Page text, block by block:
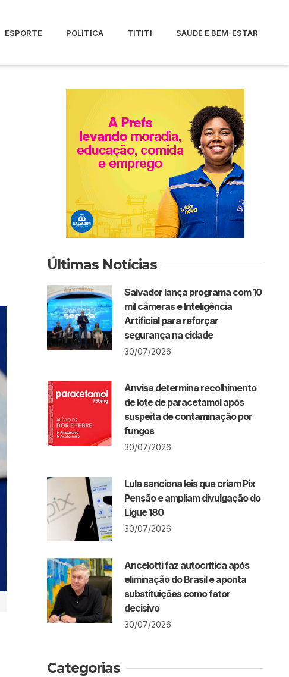
ESPORTE POLÍTICA TITITI SAÚDE E BEM-ESTAR
Últimas Notícias
Salvador lança programa com 10
mil câmeras e Inteligência
Artificial para reforçar
segurança na cidade
30/07/2026
Anvisa determina recolhimento
de lote de paracetamol após
suspeita de contaminação por
fungos
30/07/2026
Lula sanciona leis que criam Pix
Pensão e ampliam divulgação do
Ligue 180
30/07/2026
Ancelotti faz autocrítica após
eliminação do Brasil e aponta
substituições como fator
decisivo
30/07/2026
Categorias